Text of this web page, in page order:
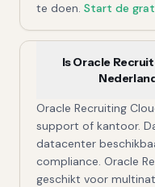
te doen. Start de
Is Oracle
Oracle Recruiting
support of kantoor.
datacenter
compliance. Oracle
geschikt voor